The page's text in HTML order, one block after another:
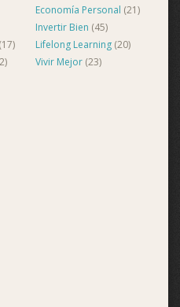
Economía Personal (21)
Invertir Bien (45)
(17) Lifelong Learning(20)
Vivir Mejor(23)